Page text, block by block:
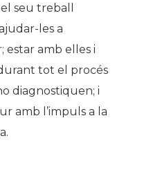
seu treball
les a
estar amb elles i
tot el procés
diagnostiquen; i
amb l’impuls a la